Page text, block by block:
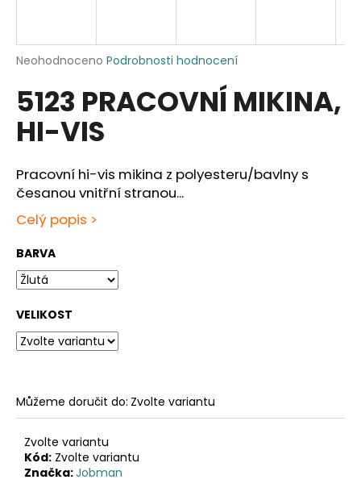
Průměrné
produktu
je
0,0
hvězdiček.
Neohodnoceno Podrobnosti hodnocení
5123 PRACOVNÍ MIKINA,
HI-VIS
Pracovní hi-vis mikina z polyesteru/bavlny s
česanou vnitřní stranou...
Celý popis >
BARVA
VELIKOST
Můžeme doručit do: Zvolte variantu
Zvolte variantu
Kód: Zvolte variantu
Značka:Jobman
j
í
?
HLEDAT
D
o
p
o
r
u
j
e
m
e